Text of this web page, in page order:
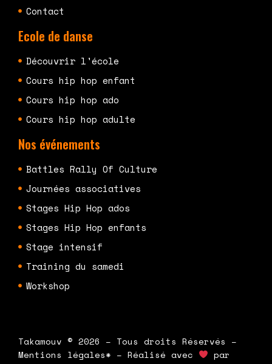
Contact
Ecole de danse
Découvrir l'école
Cours hip hop enfant
Cours hip hop ado
Cours hip hop adulte
Nos événements
Battles Rally Of Culture
Journées associatives
Stages Hip Hop ados
Stages Hip Hop enfants
Stage intensif
Training du samedi
Workshop
Takamouv © 2026 – Tous droits Réservés –
Mentions légales* – Réalisé avec
par